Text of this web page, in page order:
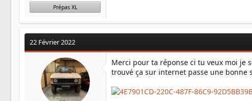
Prépas XL
22 Février 2022
Merci pour ta réponse ci tu veux moi je
trouvé ça sur internet passe une bonne